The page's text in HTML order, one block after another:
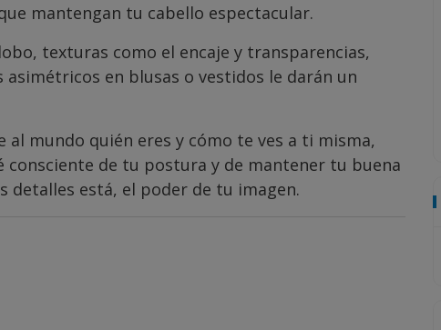
mantengan tu cabello espectacular.
texturas como el encaje y transparencias,
en blusas o vestidos le darán un
mundo quién eres y cómo te ves a ti misma,
consciente de tu postura y de mantener tu buena
detalles está, el poder de tu imagen.